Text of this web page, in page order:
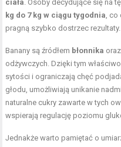
ciała . Osoby decydujące się na
kg do 7 kg w ciągu tygodnia ,
pragną szybko dostrzec rezultaty.
Banany są źródłem błonnika
odżywczych. Dzięki tym
sytości i ograniczają chęć
głodu, umożliwiają unikanie
naturalne cukry zawarte w tych
wspierają regulację poziomu
Jednakże warto pamiętać o